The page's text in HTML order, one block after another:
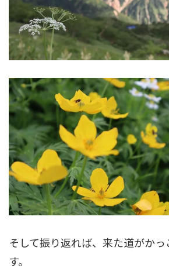
そして振り返れば、来た道がか
す。